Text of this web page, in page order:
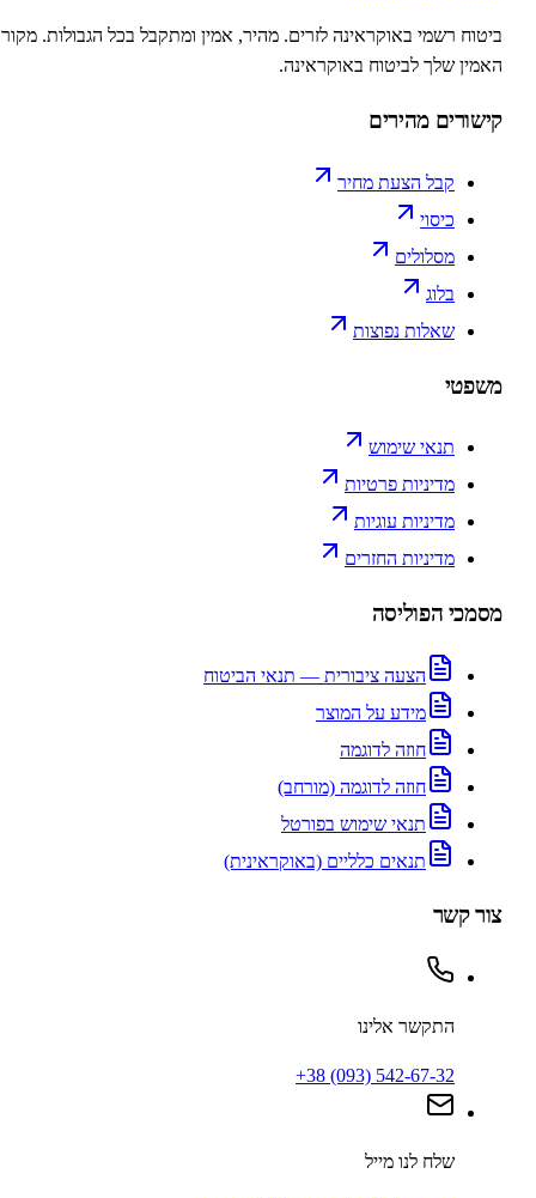
רשמי באוקראינה לזרים. מהיר, אמין ומתקבל בכל הגבולות. מקור
שלך לביטוח באוקראינה.
מהירים
קבל הצעת מחיר
כיסוי
מסלולים
בלוג
שאלות נפוצות
תנאי שימוש
מדיניות פרטיות
מדיניות עוגיות
מדיניות החזרים
הפוליסה
הצעה ציבורית — תנאי הביטוח
מידע על המוצר
חוזה לדוגמה
חוזה לדוגמה (מורחב)
תנאי שימוש בפורטל
תנאים כלליים (באוקראינית)
קשר
התקשר אלינו
+38 (093) 542-67-32
שלח לנו מייל